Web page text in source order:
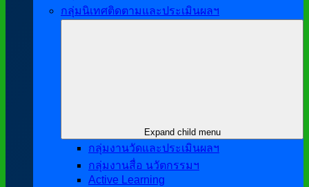
กลุ่มนิเทศติดตามและประเมินผลฯ
Expand child menu
กลุ่มงานวัดและประเมินผลฯ
กลุ่มงานสื่อ นวัตกรรมฯ
Active Learning